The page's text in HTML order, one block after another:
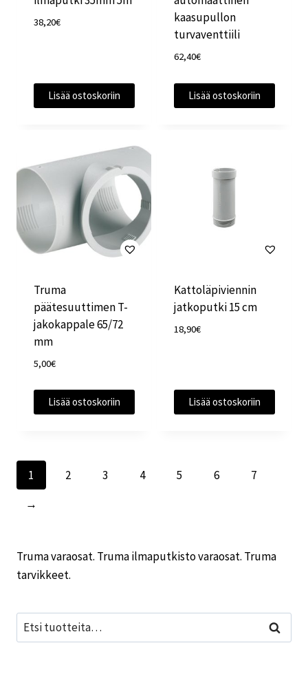
38,20€
Lisää ostoskoriin
kaasupullon
turvaventtiili
62,40€
Lisää ostoskoriin
Truma
päätesuuttimen T-
jakokappale 65/72
mm
5,00€
Lisää ostoskoriin
Kattoläpiviennin
jatkoputki 15 cm
18,90€
Lisää ostoskoriin
1 2 3 4 5 6
7
→
Truma varaosat. Truma ilmaputkisto varaosat. Truma
tarvikkeet.
Etsi: Haku